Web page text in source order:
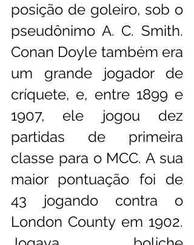
posição de goleiro, sob o
pseudônimo A. C. Smith.
Conan Doyle também era
um grande jogador de
críquete, e, entre 1899 e
1907, ele jogou dez
partidas de primeira
classe para o MCC. A sua
maior pontuação foi de
43 jogando contra o
London County em 1902.